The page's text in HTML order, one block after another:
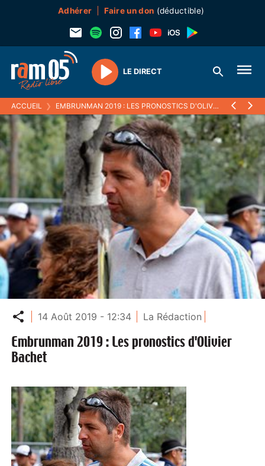
Adhérer Faire un don (déductible)
Play
LE DIRECT
ACCUEIL ❯ EMBRUNMAN 2019 : LES PRONOSTICS D'OLIVIER BACHET
Partager
14 Août 2019 - 12:34 La Rédaction
Embrunman 2019 : Les pronostics d'Olivier
Bachet